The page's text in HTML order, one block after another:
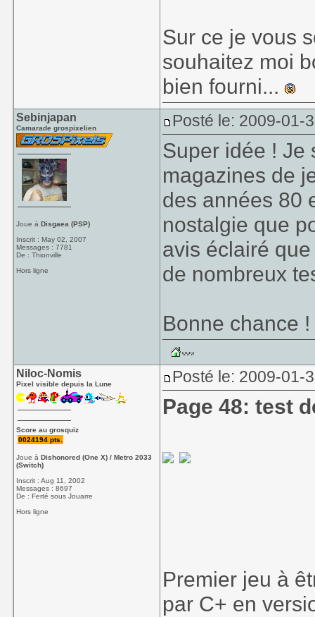
Sur ce je vous
souhaitez moi
bien fourni...
Sebinjapan
Camarade grospixelien
Joue àDisgaea (PSP)
Inscrit : May 02, 2007
Messages : 7781
De : Thionville
Hors ligne
Posté le: 2009-01-
Super idée ! Je
magazines de
des années 80
nostalgie que
avis éclairé
de nombreux
Bonne chance !
Niloc-Nomis
Pixel visible depuis la Lune
Score au grosquiz
0024194 pts.
Joue àDishonored (One X) / Metro 2033
(Switch)
Inscrit : Aug 11, 2002
Messages : 8697
De : Ferté sous Jouarre
Hors ligne
Posté le: 2009-01-
Page 48: test
Premier jeu à
par C+ en